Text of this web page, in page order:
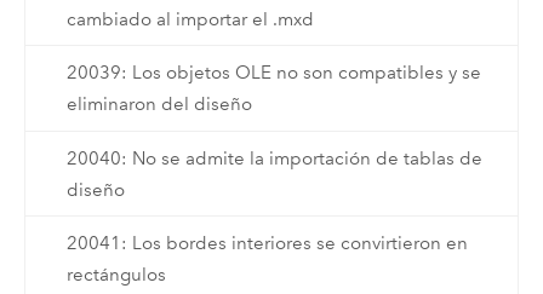
cambiado al importar el .mxd
20039: Los objetos OLE no son compatibles y se
eliminaron del diseño
20040: No se admite la importación de tablas de
diseño
20041: Los bordes interiores se convirtieron en
rectángulos